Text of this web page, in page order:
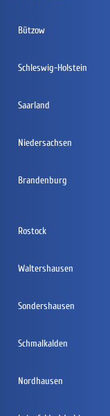
Bützow
Schleswig-Holstein
Saarland
Niedersachsen
Brandenburg
Rostock
Waltershausen
Sondershausen
Schmalkalden
Nordhausen